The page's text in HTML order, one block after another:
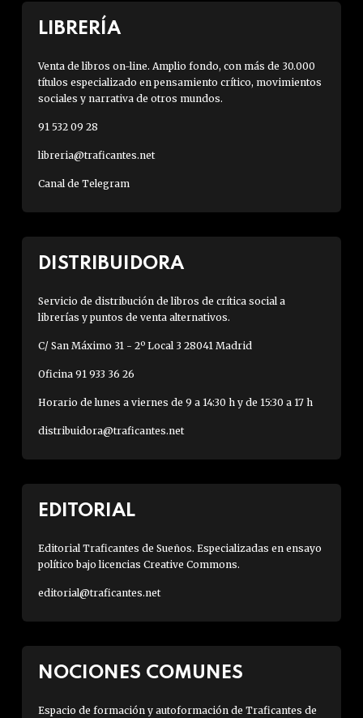
LIBRERÍA
Venta de libros on-line. Amplio fondo, con más de 30.000
títulos especializado en pensamiento crítico, movimientos
sociales y narrativa de otros mundos.
91 532 09 28
libreria@traficantes.net
Canal de Telegram
DISTRIBUIDORA
Servicio de distribución de libros de crítica social a
librerías y puntos de venta alternativos.
C/ San Máximo 31 - 2º Local 3 28041 Madrid
Oficina 91 933 36 26
Horario de lunes a viernes de 9 a 14:30 h y de 15:30 a 17 h
distribuidora@traficantes.net
EDITORIAL
Editorial Traficantes de Sueños. Especializadas en ensayo
político bajo licencias Creative Commons.
editorial@traficantes.net
NOCIONES COMUNES
Espacio de formación y autoformación de Traficantes de